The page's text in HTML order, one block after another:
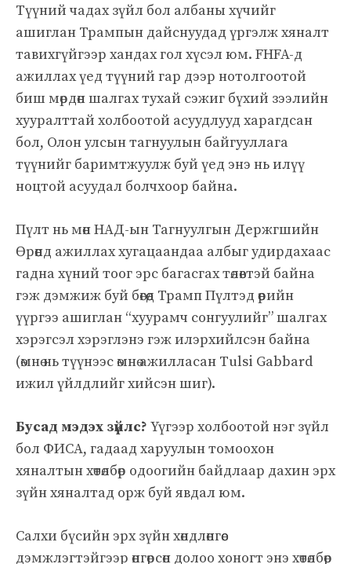
Түүний чадах зүйл бол албаны хүчийг
ашиглан Трампын дайснуудад үргэлж хяналт
тавихгүйгээр хандах гол хүсэл юм. FHFA-д
ажиллах үед түүний гар дээр нотолгоотой
биш мөрдөн шалгах тухай сэжиг бүхий зээлийн
хууралттай холбоотой асуудлууд харагдсан
бол, Олон улсын тагнуулын байгууллага
түүнийг баримтжуулж буй үед энэ нь илүү
ноцтой асуудал болчхоор байна.
Пүлт нь мөн НАД-ын Тагнуулгын Держгшийн
Өрөөнд ажиллах хугацаандаа албыг удирдахаас
гадна хүний тоог эрс багасгах төлөвтэй байна
гэж дэмжиж буй бөгөөд Трамп Пүлтэд өөрийн
үүргээ ашиглан “хуурамч сонгуулийг” шалгах
хэрэгсэл хэрэглэнэ гэж илэрхийлсэн байна
(өмнө нь түүнээс өмнө ажилласан Tulsi Gabbard
ижил үйлдлийг хийсэн шиг).
Бусад мэдэх зүйлс? Үүгээр холбоотой нэг зүйл
бол ФИСА, гадаад харуулын томоохон
хяналтын хөтөлбөр одоогийн байдлаар дахин эрх
зүйн хяналтад орж буй явдал юм.
Салхи бүсийн эрх зүйн хөндлөнгөөс
дэмжлэгтэйгээр өнгөрсөн долоо хоногт энэ хөтөлбөр